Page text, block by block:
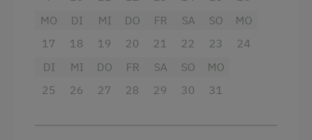
Spielzeug
Ausstattung der Wohneinheit
Bettwäsche vorhanden
Brötchenservice
Ausstattung der Küche zählen z.B.: ein großer
Kühlschrank, Kaffeevollautomat, ein
Wasserkocher sowie ein Kochfeld mit Backrohr.
Die Ferienwohnung bietet euch zwei separate
MO
17
DI
18
MI
19
DO
20
FR
21
SA
22
SO
23
MO
24
DI
25
MI
26
DO
27
FR
28
SA
29
SO
30
MO
31